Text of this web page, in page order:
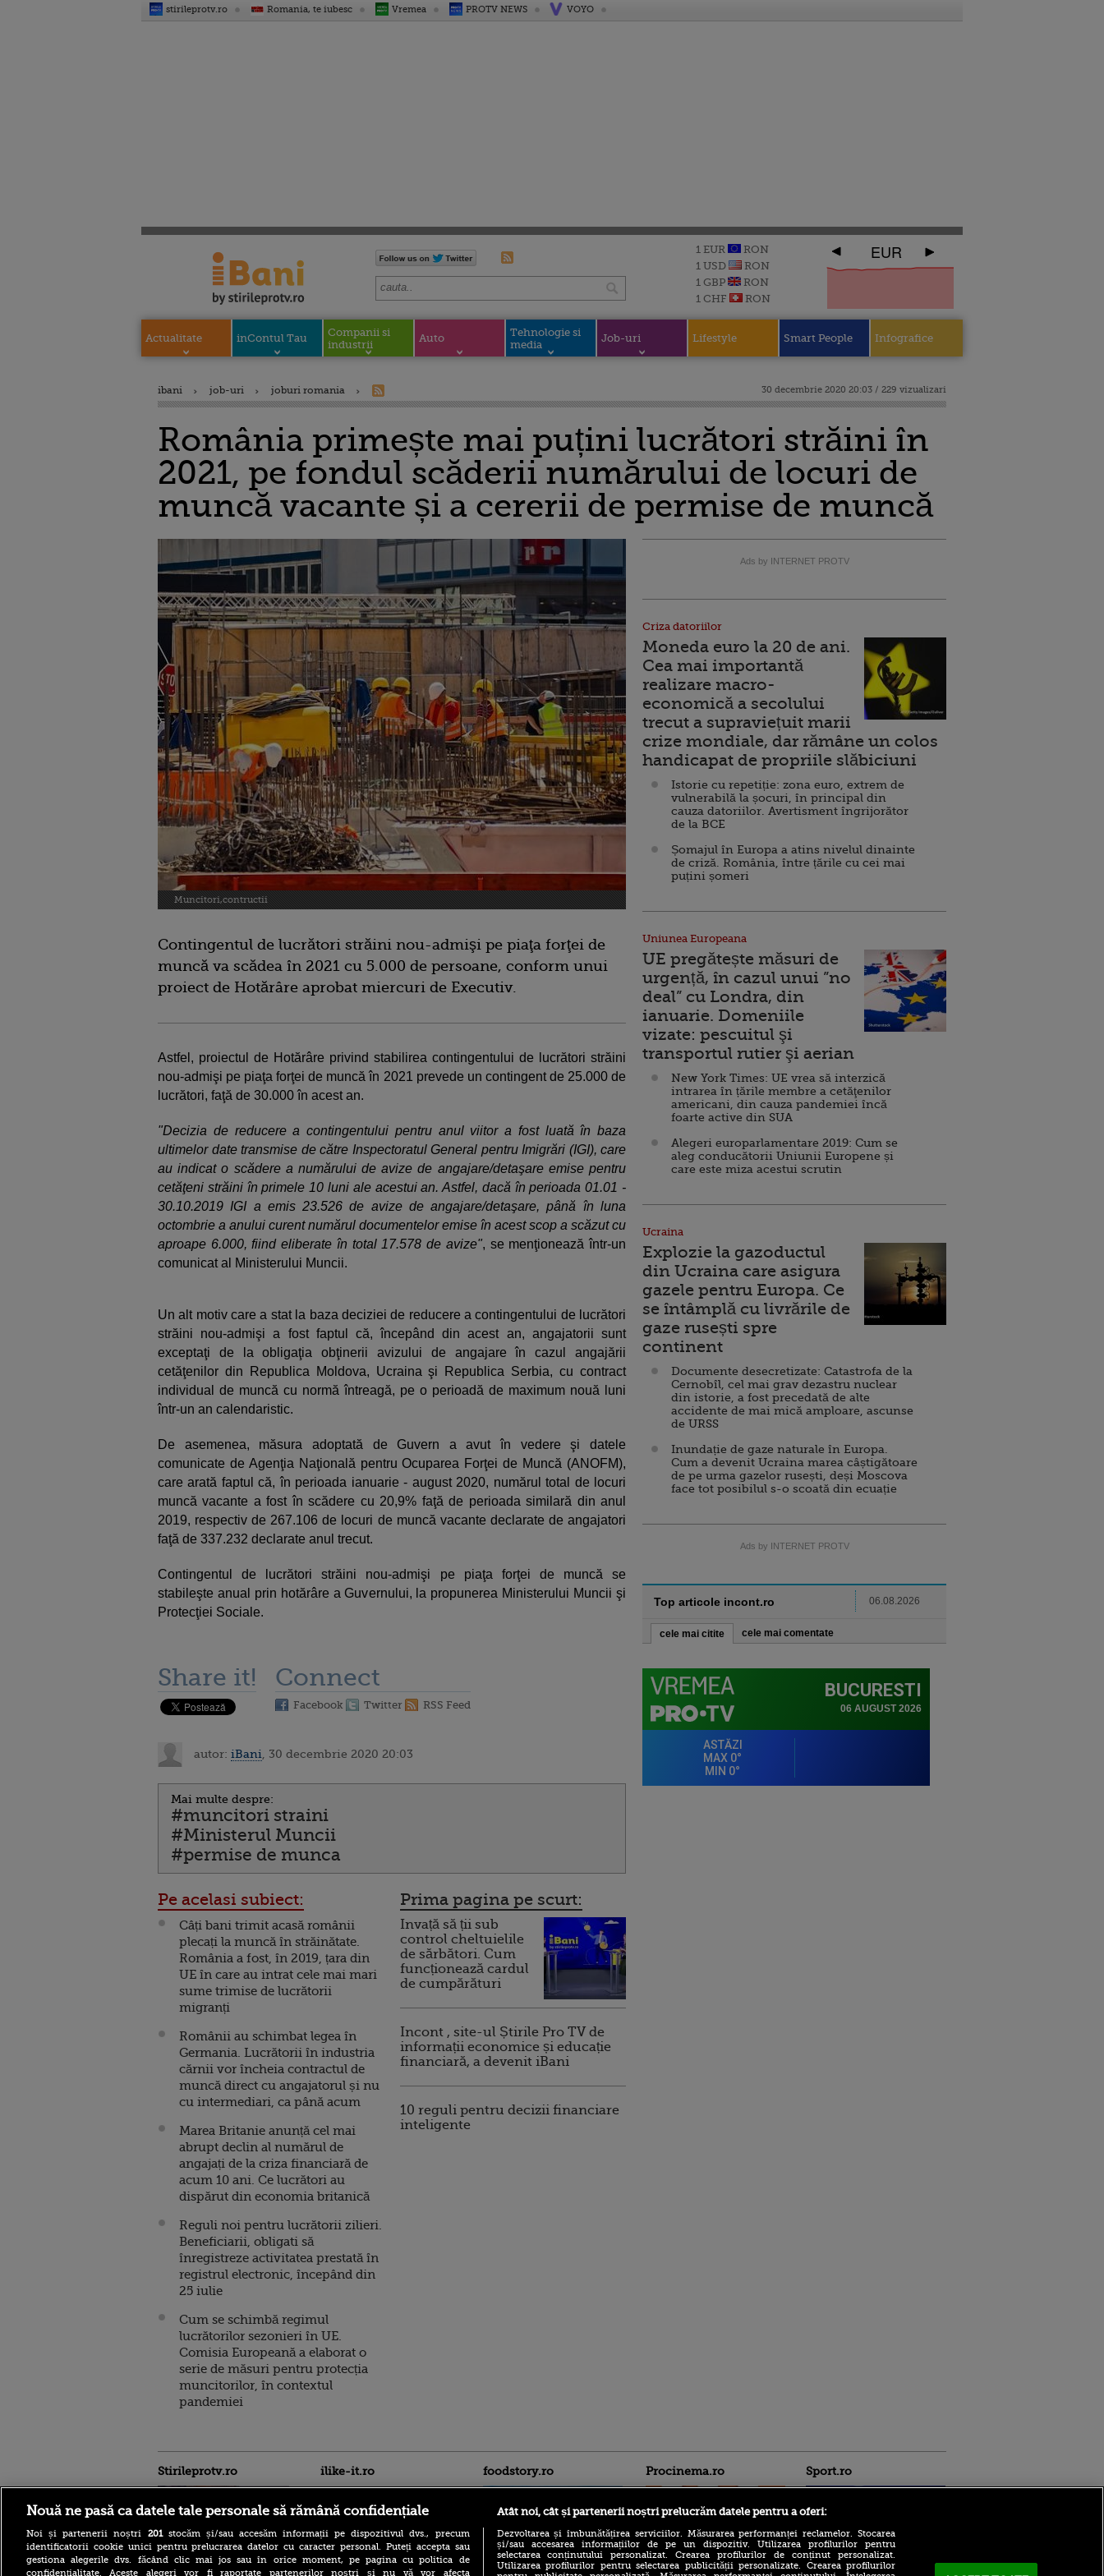
stirileprotv.ro Romania, te iubesc Vremea PROTV NEWS VOYO
1 EUR
RON
1 USD
RON
1 GBP
RON
1 CHF
RON
EUR
Actualitate inContul Tau
Companii si
industrii
Auto
Tehnologie si
media
Job-uri Lifestyle Smart People Infografice
ibani job-uri joburi romania 30 decembrie 2020 20:03 / 229 vizualizari
România primește mai puțini lucrători străini în
2021, pe fondul scăderii numărului de locuri de
muncă vacante și a cererii de permise de muncă
Muncitori,contructii
Contingentul de lucrători străini nou-admişi pe piaţa forţei de
muncă va scădea în 2021 cu 5.000 de persoane, conform unui
proiect de Hotărâre aprobat miercuri de Executiv.
Astfel, proiectul de Hotărâre privind stabilirea contingentului de lucrători străini
nou-admişi pe piaţa forţei de muncă în 2021 prevede un contingent de 25.000 de
lucrători, faţă de 30.000 în acest an.
"Decizia de reducere a contingentului pentru anul viitor a fost luată în baza
ultimelor date transmise de către Inspectoratul General pentru Imigrări (IGI), care
au indicat o scădere a numărului de avize de angajare/detaşare emise pentru
cetăţeni străini în primele 10 luni ale acestui an. Astfel, dacă în perioada 01.01 -
30.10.2019 IGI a emis 23.526 de avize de angajare/detaşare, până în luna
octombrie a anului curent numărul documentelor emise în acest scop a scăzut cu
aproape 6.000, fiind eliberate în total 17.578 de avize", se menţionează într-un
comunicat al Ministerului Muncii.
Un alt motiv care a stat la baza deciziei de reducere a contingentului de lucrători
străini nou-admişi a fost faptul că, începând din acest an, angajatorii sunt
exceptaţi de la obligaţia obţinerii avizului de angajare în cazul angajării
cetăţenilor din Republica Moldova, Ucraina şi Republica Serbia, cu contract
individual de muncă cu normă întreagă, pe o perioadă de maximum nouă luni
într-un an calendaristic.
De asemenea, măsura adoptată de Guvern a avut în vedere şi datele
comunicate de Agenţia Naţională pentru Ocuparea Forţei de Muncă (ANOFM),
care arată faptul că, în perioada ianuarie - august 2020, numărul total de locuri
muncă vacante a fost în scădere cu 20,9% faţă de perioada similară din anul
2019, respectiv de 267.106 de locuri de muncă vacante declarate de angajatori
faţă de 337.232 declarate anul trecut.
Contingentul de lucrători străini nou-admişi pe piaţa forţei de muncă se
stabileşte anual prin hotărâre a Guvernului, la propunerea Ministerului Muncii şi
Protecţiei Sociale.
Share it! Connect
Facebook Twitter RSS Feed
autor: iBani , 30 decembrie 2020 20:03
Mai multe despre:
#muncitori straini
#Ministerul Muncii
#permise de munca
Pe acelasi subiect:
Câți bani trimit acasă românii
plecați la muncă în străinătate.
România a fost, în 2019, țara din
UE în care au intrat cele mai mari
sume trimise de lucrătorii
migranți
Românii au schimbat legea în
Germania. Lucrătorii în industria
cărnii vor încheia contractul de
muncă direct cu angajatorul și nu
cu intermediari, ca până acum
Marea Britanie anunță cel mai
abrupt declin al numărul de
angajați de la criza financiară de
acum 10 ani. Ce lucrători au
dispărut din economia britanică
Reguli noi pentru lucrătorii zilieri.
Beneficiarii, obligati să
înregistreze activitatea prestată în
registrul electronic, începând din
25 iulie
Cum se schimbă regimul
lucrătorilor sezonieri în UE.
Comisia Europeană a elaborat o
serie de măsuri pentru protecția
muncitorilor, în contextul
pandemiei
Prima pagina pe scurt:
Invață să ții sub
control cheltuielile
de sărbători. Cum
funcționează cardul
de cumpărături
Incont , site-ul Știrile Pro TV de
informații economice și educație
financiară, a devenit iBani
10 reguli pentru decizii financiare
inteligente
Ads by INTERNET PROTV
Criza datoriilor
Moneda euro la 20 de ani.
Cea mai importantă
realizare macro-
economică a secolului
trecut a supraviețuit marii
crize mondiale, dar rămâne un colos
handicapat de propriile slăbiciuni
Istorie cu repetiție: zona euro, extrem de
vulnerabilă la șocuri, în principal din
cauza datoriilor. Avertisment îngrijorător
de la BCE
Șomajul în Europa a atins nivelul dinainte
de criză. România, între țările cu cei mai
puțini șomeri
Uniunea Europeana
UE pregătește măsuri de
urgență, în cazul unui ”no
deal” cu Londra, din
ianuarie. Domeniile
vizate: pescuitul şi
transportul rutier şi aerian
New York Times: UE vrea să interzică
intrarea în țările membre a cetăţenilor
americani, din cauza pandemiei încă
foarte active din SUA
Alegeri europarlamentare 2019: Cum se
aleg conducătorii Uniunii Europene și
care este miza acestui scrutin
Ucraina
Explozie la gazoductul
din Ucraina care asigura
gazele pentru Europa. Ce
se întâmplă cu livrările de
gaze rusești spre
continent
Documente desecretizate: Catastrofa de la
Cernobîl, cel mai grav dezastru nuclear
din istorie, a fost precedată de alte
accidente de mai mică amploare, ascunse
de URSS
Inundație de gaze naturale în Europa.
Cum a devenit Ucraina marea câștigătoare
de pe urma gazelor rusești, deși Moscova
face tot posibilul s-o scoată din ecuație
Ads by INTERNET PROTV
Top articole incont.ro 06.08.2026
cele mai citite cele mai comentate
Stirileprotv.ro ilike-it.ro foodstory.ro Procinema.ro Sport.ro
Nouă ne pasă ca datele tale personale să rămână confidențiale
Noi și partenerii noștri 201stocăm și/sau accesăm informații pe dispozitivul dvs., precum
identificatorii cookie unici pentru prelucrarea datelor cu caracter personal. Puteți accepta sau
gestiona alegerile dvs. făcând clic mai jos sau în orice moment, pe pagina cu politica de
confidențialitate. Aceste alegeri vor fi raportate partenerilor noștri și nu vă vor afecta
Atât noi, cât și partenerii noștri prelucrăm datele pentru a oferi:
Dezvoltarea și îmbunătățirea serviciilor. Măsurarea performanței reclamelor. Stocarea
și/sau accesarea informațiilor de pe un dispozitiv. Utilizarea profilurilor pentru
selectarea conținutului personalizat. Crearea profilurilor de conținut personalizat.
Utilizarea profilurilor pentru selectarea publicității personalizate. Crearea profilurilor